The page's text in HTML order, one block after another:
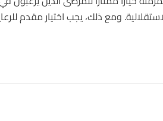
ومع ذلك، يجب اختيار مقدم